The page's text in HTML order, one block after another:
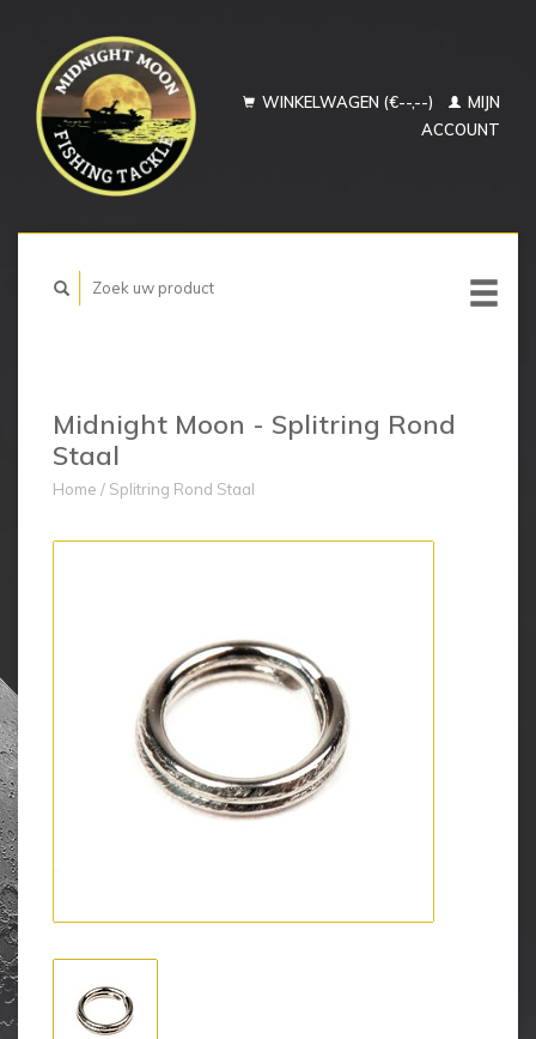
WINKELWAGEN (€--,--)
MIJN
ACCOUNT
Midnight Moon - Splitring Rond
Staal
Home / Splitring Rond Staal